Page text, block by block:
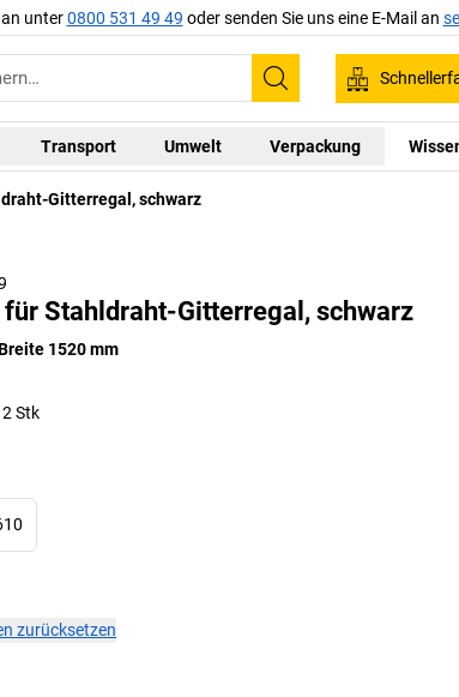
unter0800 531 49 49 oder senden Sie uns eine E-Mail an
Suchen
Transport Umwelt Verpackung
Gitterregal, schwarz
für Stahldraht-Gitterregal, schwarz
1520 mm
Stk
zurücksetzen